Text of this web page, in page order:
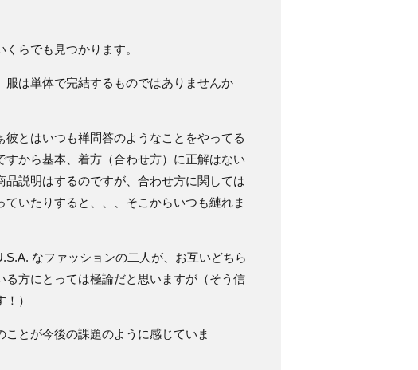
らでも見つかります。
服は単体で完結するものではありませんか
とはいつも禅問答のようなことをやってる
から基本、着方（合わせ方）に正解はない
説明はするのですが、合わせ方に関しては
いたりすると、、、そこからいつも縺れま
なファッションの二人が、お互いどちら
方にとっては極論だと思いますが（そう信
）
とが今後の課題のように感じていま